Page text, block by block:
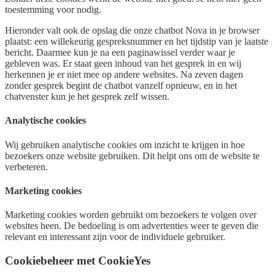
toestemming voor nodig.
Hieronder valt ook de opslag die onze chatbot Nova in je browser
plaatst: een willekeurig gespreksnummer en het tijdstip van je laatste
bericht. Daarmee kun je na een paginawissel verder waar je
gebleven was. Er staat geen inhoud van het gesprek in en wij
herkennen je er niet mee op andere websites. Na zeven dagen
zonder gesprek begint de chatbot vanzelf opnieuw, en in het
chatvenster kun je het gesprek zelf wissen.
Analytische cookies
Wij gebruiken analytische cookies om inzicht te krijgen in hoe
bezoekers onze website gebruiken. Dit helpt ons om de website te
verbeteren.
Marketing cookies
Marketing cookies worden gebruikt om bezoekers te volgen over
websites heen. De bedoeling is om advertenties weer te geven die
relevant en interessant zijn voor de individuele gebruiker.
Cookiebeheer met CookieYes